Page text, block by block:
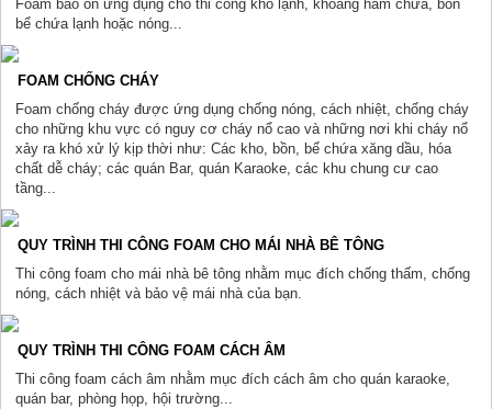
Foam bảo ôn ứng dụng cho thi công kho lạnh, khoang hầm chứa, bồn
bể chứa lạnh hoặc nóng...
FOAM CHỐNG CHÁY
Foam chống cháy được ứng dụng chống nóng, cách nhiệt, chống cháy
cho những khu vực có nguy cơ cháy nổ cao và những nơi khi cháy nổ
xảy ra khó xử lý kịp thời như: Các kho, bồn, bể chứa xăng dầu, hóa
chất dễ cháy; các quán Bar, quán Karaoke, các khu chung cư cao
tầng...
QUY TRÌNH THI CÔNG FOAM CHO MÁI NHÀ BÊ TÔNG
Thi công foam cho mái nhà bê tông nhằm mục đích chống thấm, chống
nóng, cách nhiệt và bảo vệ mái nhà của bạn.
QUY TRÌNH THI CÔNG FOAM CÁCH ÂM
Thi công foam cách âm nhằm mục đích cách âm cho quán karaoke,
quán bar, phòng họp, hội trường...